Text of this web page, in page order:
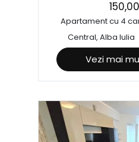
Apartament cu 4
Central, Alba Iulia
Vezi mai